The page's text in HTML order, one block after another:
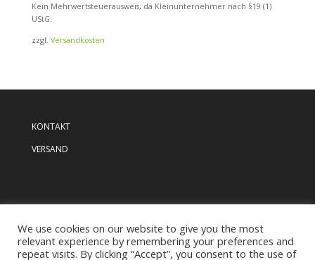
Kein Mehrwertsteuerausweis, da Kleinunternehmer nach §19 (1)
UStG.
zzgl. Versandkosten
KONTAKT
VERSAND
We use cookies on our website to give you the most
relevant experience by remembering your preferences and
repeat visits. By clicking “Accept”, you consent to the use of